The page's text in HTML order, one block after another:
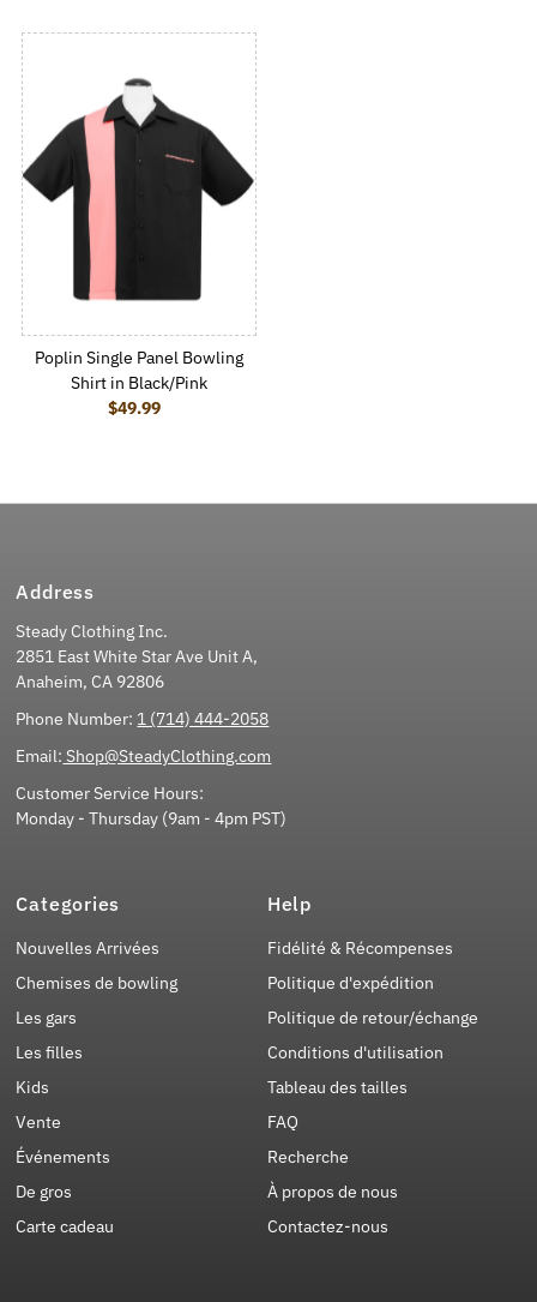
Poplin Single Panel Bowling
Shirt in Black/Pink
Regular Price
$49.99
Address
Steady Clothing Inc.
2851 East White Star Ave Unit A,
Anaheim, CA 92806
Phone Number: 1 (714) 444-2058
Email: Shop@SteadyClothing.com
Customer Service Hours:
Monday - Thursday (9am - 4pm PST)
Categories
Nouvelles Arrivées
Chemises de bowling
Les gars
Les filles
Kids
Vente
Événements
De gros
Carte cadeau
Help
Fidélité & Récompenses
Politique d'expédition
Politique de retour/échange
Conditions d'utilisation
Tableau des tailles
FAQ
Recherche
À propos de nous
Contactez-nous